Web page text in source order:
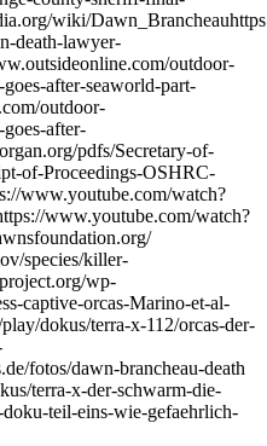
wiki/
death-lawyer-
outdoor-
after-seaworld-part-
outdoor-
after-
pdfs/Secretary-of-
of-Proceedings-OSHRC-
www.youtube.com/watch?
www.youtube.com/watch?
species/killer-
wp-
captive-orcas-Marino-et-al-
dokus/terra-x-112/orcas-der-
fotos/dawn-brancheau-death
terra-x-der-schwarm-die-
teil-eins-wie-gefaehrlich-